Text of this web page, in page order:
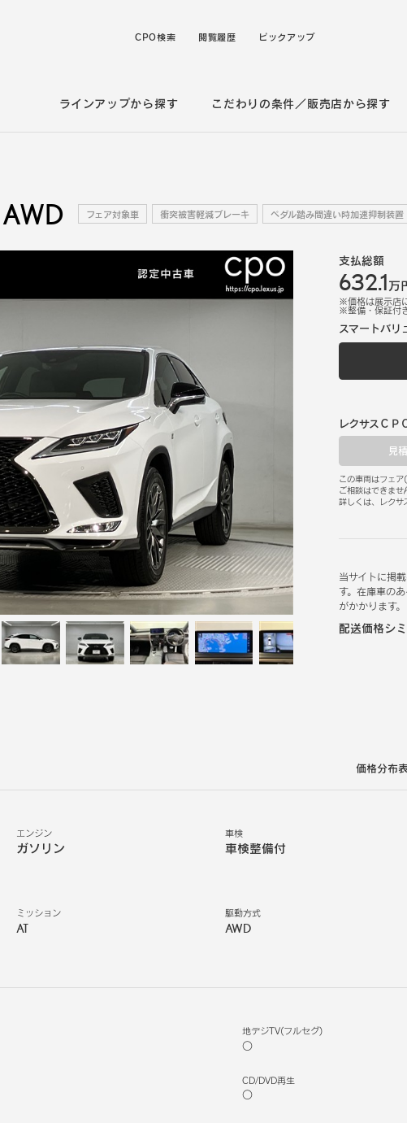
CPO検索 閲覧履歴 ピックアップ
ラインアップから探す こだわりの条件／販売店から探す
フェア対象車 衝突被害軽減ブレーキ ペダル踏み間違い時加速抑制装置
支払総額
632.1万
※価格は展示店
※整備・保証付
スマートバリ
レクサスＣ
見
この車両はフェア(
ご相談はできませ
詳しくは、レクサ
当サイトに掲
す。在庫車の
がかかります。
配送価格シ
価格分布
エンジン
ガソリン
車検
車検整備付
ミッション
AT
駆動方式
AWD
地デジTV(フルセグ)
○
CD/DVD再生
○